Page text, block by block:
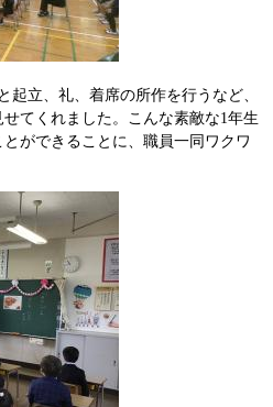
起立、礼、着席の所作を行うなど、
てくれました。こんな素敵な1年生
ができることに、職員一同ワクワ